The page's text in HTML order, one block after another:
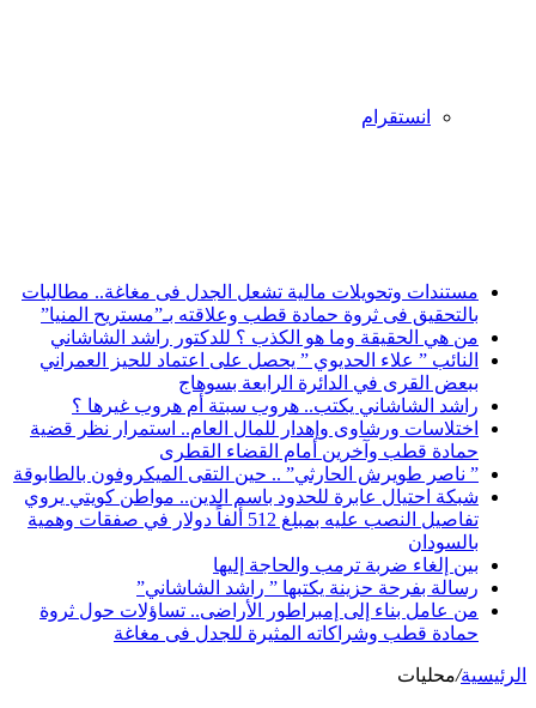
انستقرام
مستندات وتحويلات مالية تشعل الجدل فى مغاغة.. مطالبات
بالتحقيق فى ثروة حمادة قطب وعلاقته بـ”مستريح المنيا”
من هي الحقيقة وما هو الكذب ؟ للدكتور راشد الشاشاني
النائب ” علاء الحديوي ” يحصل على اعتماد للحيز العمراني
ببعض القرى في الدائرة الرابعة بسوهاج
راشد الشاشاني يكتب.. هروب سبتة أم هروب غيرها ؟
اختلاسات ورشاوى وإهدار للمال العام.. استمرار نظر قضية
حمادة قطب وآخرين أمام القضاء القطرى
” ناصر طويرش الحارثي” .. حين التقى الميكروفون بالطابوقة
شبكة احتيال عابرة للحدود باسم الدين.. مواطن كويتي يروي
تفاصيل النصب عليه بمبلغ 512 ألفاً دولار في صفقات وهمية
بالسودان
بين إلغاء ضربة ترمب والحاجة إليها
رسالة بفرحة حزينة يكتبها ” راشد الشاشاني”
من عامل بناء إلى إمبراطور الأراضى.. تساؤلات حول ثروة
حمادة قطب وشراكاته المثيرة للجدل فى مغاغة
الرئيسية/محليات